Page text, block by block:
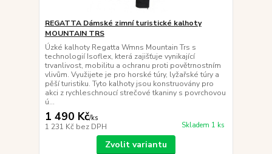
REGATTA Dámské zimní turistické kalhoty
MOUNTAIN TRS
Úzké kalhoty Regatta Wmns Mountain Trs s
technologií Isoflex, která zajišťuje vynikající
trvanlivost, mobilitu a ochranu proti povětrnostním
vlivům. Využijete je pro horské túry, lyžařské túry a
pěší turistiku. Tyto kalhoty jsou konstruovány pro
akci z rychleschnoucí strečové tkaniny s povrchovou
ú...
1 490 Kč/ks
1 231 Kč bez DPH Skladem 1 ks
Zvolit variantu